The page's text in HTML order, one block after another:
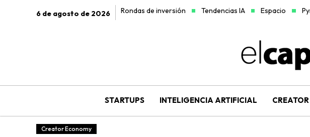
6 de agosto de 2026 Rondas de inversión Tendencias IA Espacio
STARTUPS INTELIGENCIA ARTIFICIAL
Creator Economy